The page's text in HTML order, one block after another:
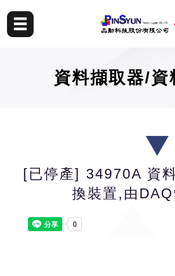
資料擷取器/資
[已停產] 34970A 資
換裝置,由